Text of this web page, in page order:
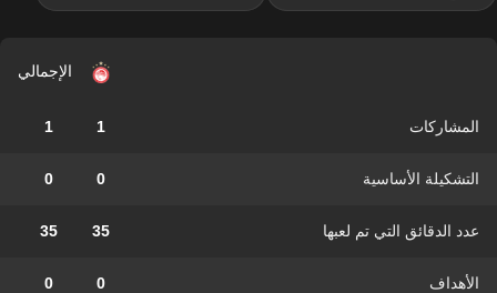
الإجمالي
المشاركات 1
1
التشكيلة الأساسية 0
0
عدد الدقائق التي تم لعبها 35
35
الأهداف 0
0